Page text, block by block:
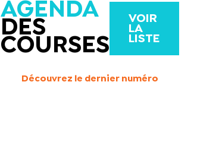
AGENDA
DES
COURSES
VOIR
LA
LISTE
Découvrez le dernier numéro